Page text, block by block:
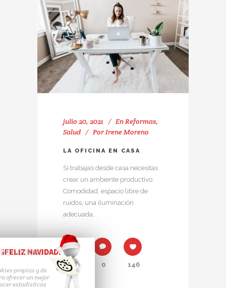
julio 20, 2021 EnReformas,
Salud
PorIrene Moreno
LA OFICINA EN CASA
Si trabajas desde casa necesitas
crear un ambiente productivo.
Comodidad, espacio libre de
ruidos, una iluminación
adecuada...
Share 0 146
COOKIES
¡FELIZ NAVIDAD!
propias y de
ofrecer un mejor
estadísticas